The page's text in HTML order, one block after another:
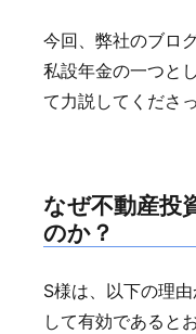
今回、弊社のブロ
私設年金の一つと
て力説してくださ
なぜ不動産投
のか？
S様は、以下の理
して有効であると